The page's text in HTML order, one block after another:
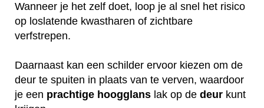
Wanneer je het zelf doet, loop je al snel het risico
op loslatende kwastharen of zichtbare
verfstrepen.
Daarnaast kan een schilder ervoor kiezen om de
deur te spuiten in plaats van te verven, waardoor
je een prachtige hoogglans lak op de deur kunt